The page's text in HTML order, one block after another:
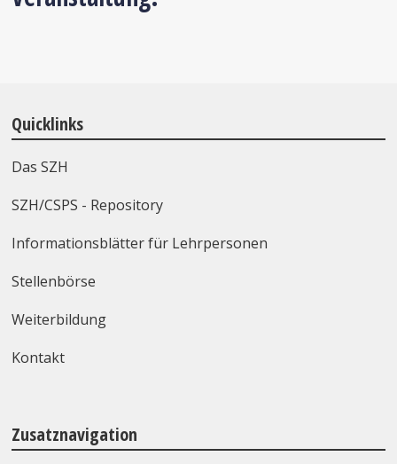
Quicklinks
Das SZH
SZH/CSPS - Repository
Informationsblätter für Lehrpersonen
Stellenbörse
Weiterbildung
Kontakt
Zusatznavigation